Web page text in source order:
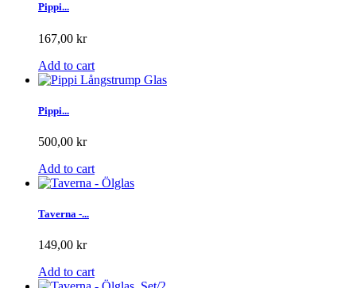
Pippi...
167,00 kr
Add to cart
Pippi...
500,00 kr
Add to cart
Taverna -...
149,00 kr
Add to cart